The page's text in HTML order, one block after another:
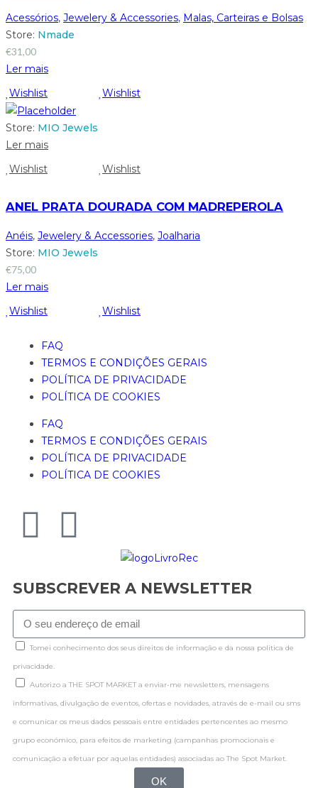
Acessórios, Jewelery & Accessories, Malas, Carteiras e Bolsas
Store: Nmade
€31,00
Ler mais
Wishlist
Wishlist
Store: MIO Jewels
Ler mais
Wishlist
Wishlist
ANEL PRATA DOURADA COM MADREPEROLA
Anéis, Jewelery & Accessories, Joalharia
Store: MIO Jewels
€75,00
Ler mais
Wishlist
Wishlist
FAQ
TERMOS E CONDIÇÕES GERAIS
POLÍTICA DE PRIVACIDADE
POLÍTICA DE COOKIES
FAQ
TERMOS E CONDIÇÕES GERAIS
POLÍTICA DE PRIVACIDADE
POLÍTICA DE COOKIES
SUBSCREVER A NEWSLETTER
Tomei conhecimento dos seus direitos de informação e da nossa politica de
privacidade.
Autorizo a THE SPOT MARKET a enviar-me newsletters, mensagens
informativas, divulgação de eventos, ofertas e novidades, através de e-mail ou sms
e comunicar os meus dados pessoais entre entidades pertencentes ao mesmo
grupo económico, para efeitos de marketing (campanhas promocionais e
comunicação a efetuar por aquelas entidades) associadas ao The Spot Market.
OK